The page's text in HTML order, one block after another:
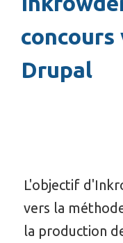
concours
Drupal
L'objectif
vers la
la production